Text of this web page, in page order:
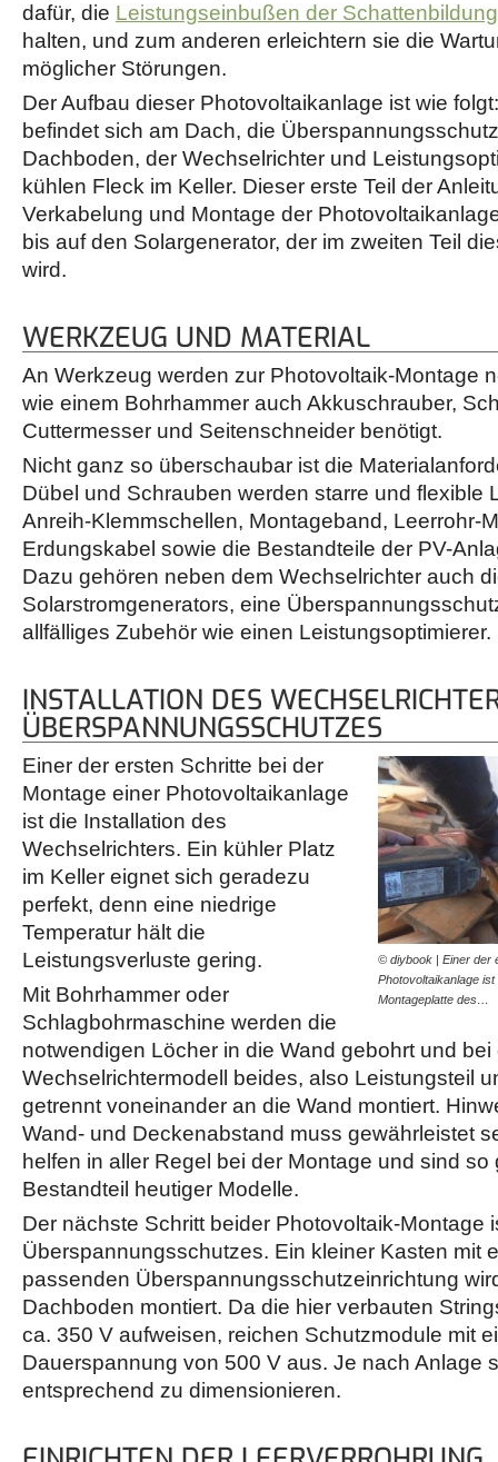
dafür, die Leistungseinbußen der Schattenbildung
halten, und zum anderen erleichtern sie die
möglicher Störungen.
Der Aufbau dieser Photovoltaikanlage ist wie
befindet sich am Dach, die
Dachboden, der Wechselrichter und
kühlen Fleck im Keller. Dieser erste Teil der
Verkabelung und Montage der
bis auf den Solargenerator, der im zweiten Teil
wird.
WERKZEUG UND MATERIAL
An Werkzeug werden zur Photovoltaik-Montage
wie einem Bohrhammer auch Akkuschrauber,
Cuttermesser und Seitenschneider benötigt.
Nicht ganz so überschaubar ist die
Dübel und Schrauben werden starre und flexible
Anreih-Klemmschellen, Montageband, Leerrohr-
Erdungskabel sowie die Bestandteile der PV-
Dazu gehören neben dem Wechselrichter auch
Solarstromgenerators, eine
allfälliges Zubehör wie einen Leistungsoptimierer.
INSTALLATION DES
ÜBERSPANNUNGSSCHUTZES
© diybook | Einer der
Photovoltaikanlage
Montageplatte des…
Einer der ersten Schritte bei der
Montage einer Photovoltaikanlage
ist die Installation des
Wechselrichters. Ein kühler Platz
im Keller eignet sich geradezu
perfekt, denn eine niedrige
Temperatur hält die
Leistungsverluste gering.
Mit Bohrhammer oder
Schlagbohrmaschine werden die
notwendigen Löcher in die Wand gebohrt und bei
Wechselrichtermodell beides, also Leistungsteil
getrennt voneinander an die Wand montiert.
Wand- und Deckenabstand muss gewährleistet
helfen in aller Regel bei der Montage und sind so
Bestandteil heutiger Modelle.
Der nächste Schritt beider Photovoltaik-Montage
Überspannungsschutzes. Ein kleiner Kasten mit
passenden Überspannungsschutzeinrichtung
Dachboden montiert. Da die hier verbauten
ca. 350 V aufweisen, reichen Schutzmodule mit
Dauerspannung von 500 V aus. Je nach Anlage
entsprechend zu dimensionieren.